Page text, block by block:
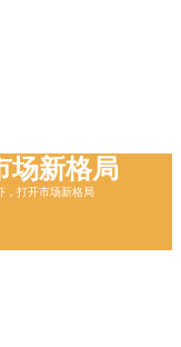
场新格局
，打开市场新格局